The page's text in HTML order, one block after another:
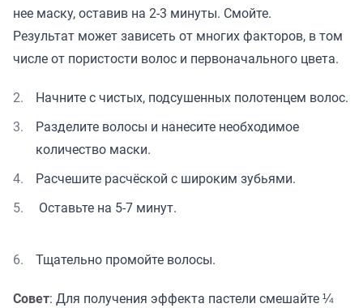
нее маску, оставив на 2-3 минуты. Смойте.
Результат может зависеть от многих факторов, в том
числе от пористости волос и первоначального цвета.
Начните с чистых, подсушенных полотенцем волос.
Разделите волосы и нанесите необходимое
количество маски.
Расчешите расчёской с широким зубьями.
Оставьте на 5-7 минут.
Тщательно промойте волосы.
Совет: Для получения эффекта пастели смешайте ¼